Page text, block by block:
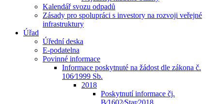
Kalendář svozu odpadů
Zásady pro spolupráci s investory na rozvoji veřejné
infrastruktury
Úřad
Úřední deska
E-podatelna
Povinné informace
Informace poskytnuté na žádost dle zákona č.
106⁄1999 Sb.
2018
Poskytnutí informace čj.
B⁄1602⁄Star⁄2018